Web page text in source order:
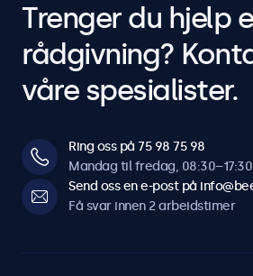
Trenger du hjelp
rådgivning?
våre spesialister.
Ring oss på 75 98 75 98
Mandag til fredag, 08:30–17:30
Send oss en e-post på
Få svar innen 2 arbeidstimer